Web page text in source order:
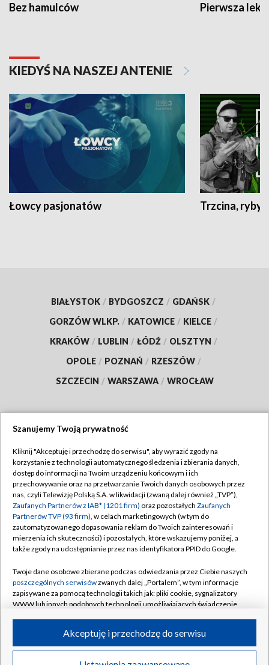
Bez hamulców Pierwsza
KIEDYŚ NA NASZEJ ANTENIE
Łowcy pasjonatów Trzcina, ryby
BIAŁYSTOK / BYDGOSZCZ / GDAŃSK /
GORZÓW WLKP. / KATOWICE / KIELCE /
KRAKÓW / LUBLIN / ŁÓDŹ / OLSZTYN /
OPOLE / POZNAŃ / RZESZÓW /
SZCZECIN / WARSZAWA / WROCŁAW
TVP
Abonament TVP
Emisja w TVP
Centrum informacji TVP
Naziemna Telewizja Cyfrowa
Rada Programowa
System NOS
Informacje o nadawcy
Program dla prasy
Regulamin TVP
Polityka prywatności
Moje zgody
Pomoc
Kontakt
Kanały
©2026 Telewizja Polska S.A. w likwidacji
Szanujemy Twoją prywatność
Kliknij "Akceptuję i przechodzę do serwisu", aby wyrazić zgody na
korzystanie z technologii automatycznego śledzenia i zbierania danych,
dostęp do informacji na Twoim urządzeniu końcowym i ich
przechowywanie oraz na przetwarzanie Twoich danych osobowych przez
nas, czyli Telewizję Polską S.A. w likwidacji (zwaną dalej również „TVP”),
Zaufanych Partnerów z IAB* (1201 firm) oraz pozostałych Zaufanych
Partnerów TVP (93 firm), w celach marketingowych (w tym do
zautomatyzowanego dopasowania reklam do Twoich zainteresowań i
mierzenia ich skuteczności) i pozostałych, które wskazujemy poniżej, a
także zgody na udostępnianie przez nas identyfikatora PPID do Google.
Twoje dane osobowe zbierane podczas odwiedzania przez Ciebie naszych
poszczególnych serwisówzwanych dalej „Portalem”, w tym informacje
zapisywane za pomocą technologii takich jak: pliki cookie, sygnalizatory
WWW lub innych podobnych technologii umożliwiających świadczenie
ruchu w Internecie.
Twoje dane osobowe zbierane podczas odwiedzania przez Ciebie
Akceptuję i przechodzę do serwisu